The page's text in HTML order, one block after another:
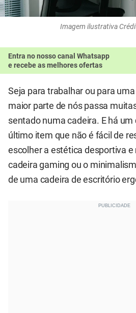
Imagem ilustrativa
Entra no nosso canal Whatsapp
e recebe as melhores ofertas
Seja para trabalhar ou para uma
maior parte de nós passa
sentado numa cadeira. E há
último item que não é fácil de
escolher a estética desportiva
cadeira gaming ou o
de uma cadeira de escritório